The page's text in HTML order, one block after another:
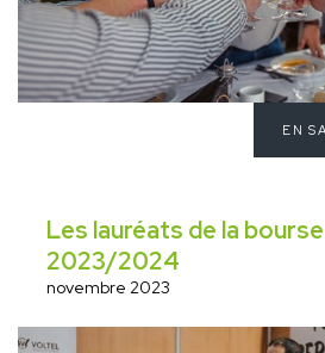
EN
Les lauréats de la
2023/2024
novembre 2023